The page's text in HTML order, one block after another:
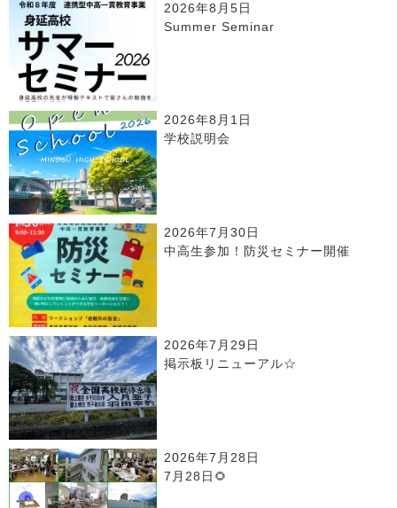
2026年8月5日
Summer Seminar
2026年8月1日
学校説明会
2026年7月30日
中高生参加！防災セミナー開催
2026年7月29日
掲示板リニューアル☆
2026年7月28日
7月28日🌻